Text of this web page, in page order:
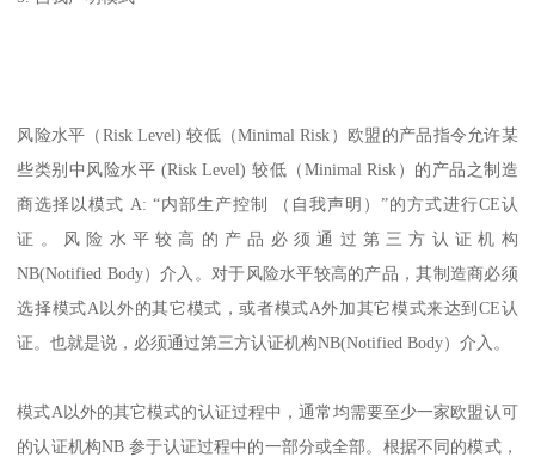
风险水平（Risk Level) 较低（Minimal Risk）欧盟的产品指令允许某
些类别中风险水平 (Risk Level) 较低（Minimal Risk）的产品之制造
商选择以模式 A: “内部生产控制 （自我声明）”的方式进行CE认
证。风险水平较高的产品必须通过第三方认证机构
NB(Notified Body）介入。对于风险水平较高的产品，其制造商必须
选择模式A以外的其它模式，或者模式A外加其它模式来达到CE认
证。也就是说，必须通过第三方认证机构NB(Notified Body）介入。
模式A以外的其它模式的认证过程中，通常均需要至少一家欧盟认可
的认证机构NB 参于认证过程中的一部分或全部。根据不同的模式，